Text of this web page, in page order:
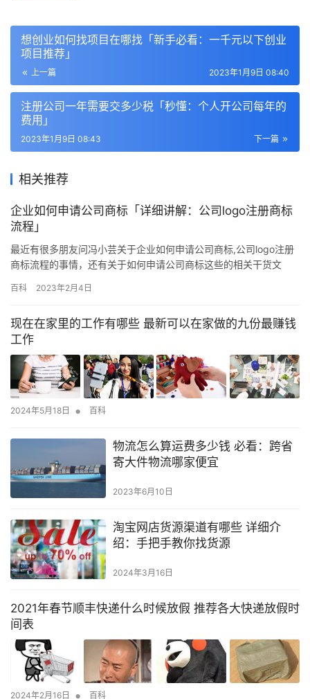
想创业如何找项目在哪找「新手必看：一千元以下创业
项目推荐」
上一篇 2023年1月9日 08:40
注册公司一年需要交多少税「秒懂：个人开公司每年的
费用」
下一篇
2023年1月9日 08:43
相关推荐
企业如何申请公司商标「详细讲解：公司logo注册商标
流程」
最近有很多朋友问冯小芸关于企业如何申请公司商标,公司logo注册
商标流程的事情，还有关于如何申请公司商标这些的相关干货文
竟新手朋友还是很多的！ 但创业者们就会疑惑了，到底是以个人名
我们就一起来看看两者到底有什么区别？ 一、注册商标时所需提供
的…
百科 2023年2月4日
现在在家里的工作有哪些 最新可以在家做的九份最赚钱
工作
2024年5月18日 • 百科
物流怎么算运费多少钱 必看：跨省
寄大件物流哪家便宜
2023年6月10日
淘宝网店货源渠道有哪些 详细介
绍：手把手教你找货源
2024年3月16日
2021年春节顺丰快递什么时候放假 推荐各大快递放假时
间表
2024年2月16日 • 百科